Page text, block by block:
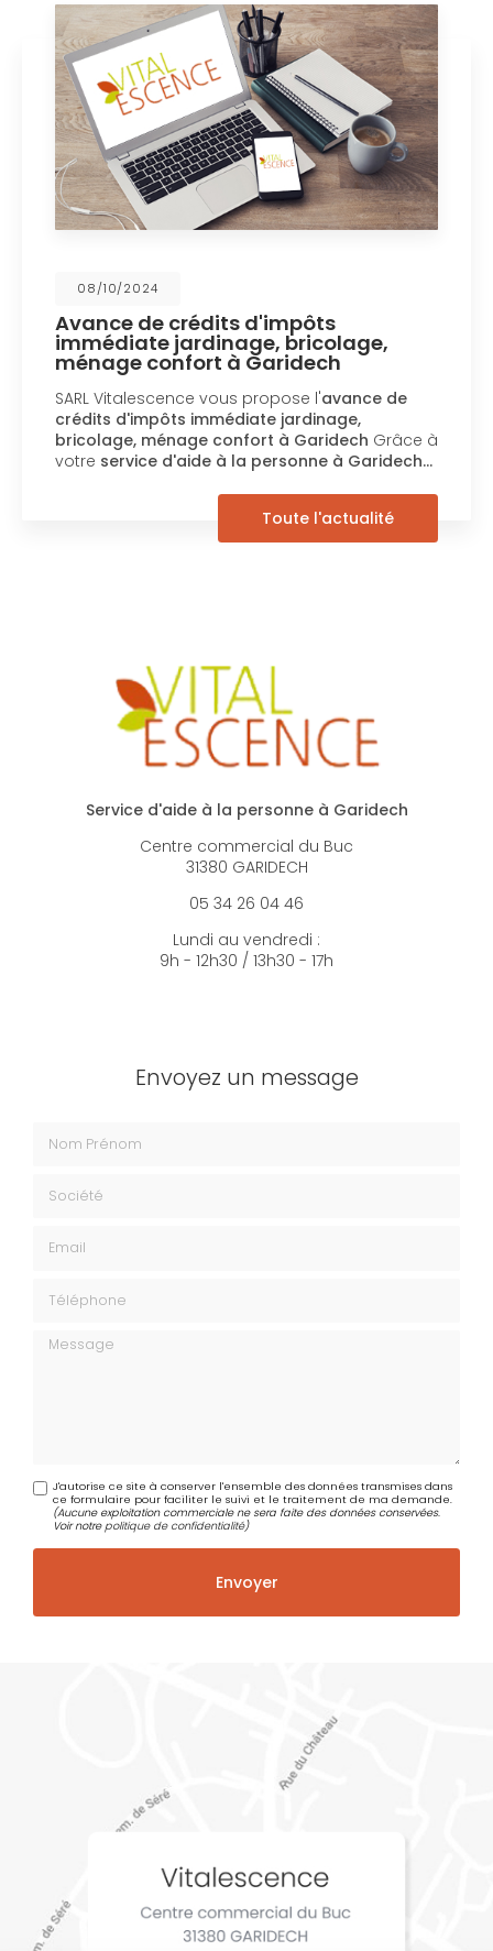
08/10/2024
Avance de crédits d'impôts
immédiate jardinage, bricolage,
ménage confort à Garidech
SARL Vitalescence vous propose l'avance de
crédits d'impôts immédiate jardinage,
bricolage, ménage confort à Garidech Grâce à
votre service d'aide à la personne à Garidech…
Toute l'actualité
Service d'aide à la personne à Garidech
Centre commercial du Buc
31380 GARIDECH
05 34 26 04 46
Lundi au vendredi :
9h - 12h30 / 13h30 - 17h
Envoyez un message
Message
J'autorise ce site à conserver l'ensemble des données transmises dans
ce formulaire pour faciliter le suivi et le traitement de ma demande.
(Aucune exploitation commerciale ne sera faite des données conservées.
Voir notrepolitique de confidentialité)